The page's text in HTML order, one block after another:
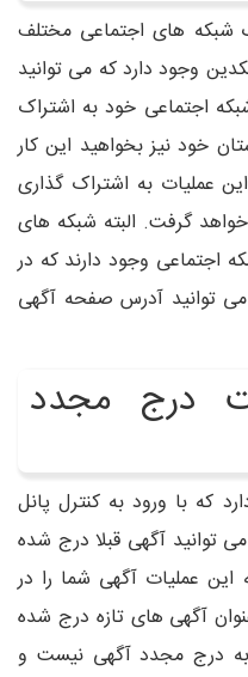
شبکه های اجتماعی مختلف
وجود دارد که می توانید
اجتماعی خود به اشتراک
خود نیز بخواهید این کار
عملیات به اشتراک گذاری
گرفت. البته شبکه های
اجتماعی وجود دارند که در
توانید آدرس صفحه آگهی
درج مجدد
که با ورود به کنترل پانل
آگهی قبلا درج شده
این عملیات آگهی شما را در
آگهی های تازه درج شده
درج مجدد آگهی نیست و